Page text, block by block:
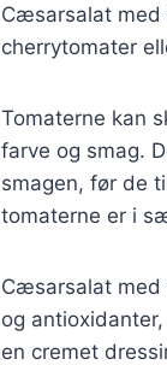
Cæsarsalat
cherrytomater
Tomaterne kan
farve og smag.
smagen, før de
tomaterne er i
Cæsarsalat med
og
en cremet